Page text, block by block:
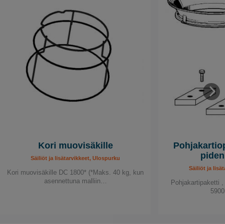
Kori muovisäkille
Säiliöt ja lisätarvikkeet, Ulospurku
Kori muovisäkille DC 1800* (*Maks. 40 kg, kun
asennettuna malliin…
Säiliöt ja
Pohjakartipaketti